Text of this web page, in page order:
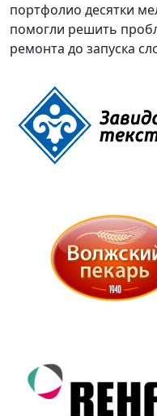
портфолио десятки
помогли решить
ремонта до запуска